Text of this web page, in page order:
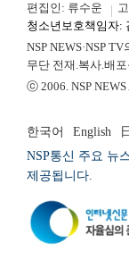
편집인: 류수운
청소년보호책임자:
NSP NEWS·NSP
무단 전재.복사.배
ⓒ 2006. NSP NEWS
한국어 English
NSP통신 주요 뉴
제공됩니다.